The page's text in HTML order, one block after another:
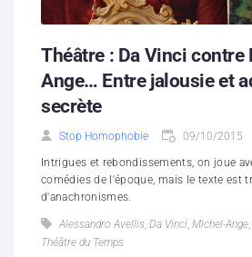
Théâtre : Da Vinci contre
Ange… Entre jalousie et
secrète
Stop Homophobie 09/10/2015
Intrigues et rebondissements, on joue
comédies de l'époque, mais le texte est
d'anachronismes.
Alessandro Avellis, Da Vinci, Michel-Ange,
Théâtre du Temps